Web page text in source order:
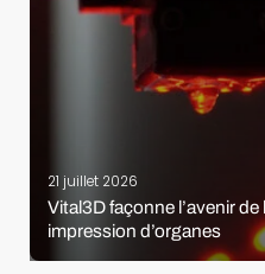
21 juillet 2026
Vital3D façonne l’avenir
impression d’organes